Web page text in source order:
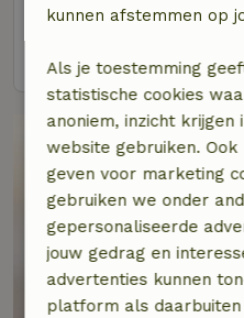
2 personen
kunnen afstemmen op
Als je toestemming
statistische cookies
anoniem, inzicht krijgen
website gebruiken.
geven voor marketing
gebruiken we onder
gepersonaliseerde
jouw gedrag en
advertenties kunnen
platform als